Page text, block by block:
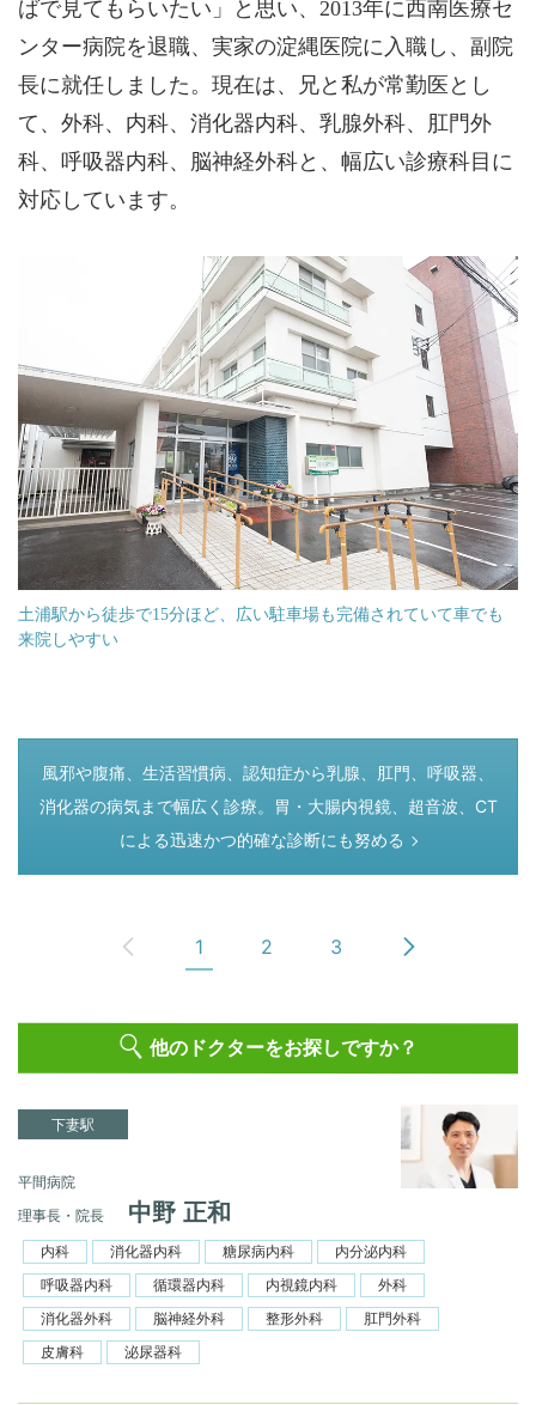
ばで見てもらいたい」と思い、2013年に西南医療セ
ンター病院を退職、実家の淀縄医院に入職し、副院
長に就任しました。現在は、兄と私が常勤医とし
て、外科、内科、消化器内科、乳腺外科、肛門外
科、呼吸器内科、脳神経外科と、幅広い診療科目に
対応しています。
土浦駅から徒歩で15分ほど、広い駐車場も完備されていて車でも
来院しやすい
つぎのページ
風邪や腹痛、生活習慣病、認知症から乳腺、肛門、呼吸器、
消化器の病気まで幅広く診療。胃・大腸内視鏡、超音波、CT
による迅速かつ的確な診断にも努める
1 2 3
他のドクターをお探しですか？
下妻駅
平間病院
理事長・院長
中野 正和
内科 消化器内科 糖尿病内科
内分泌内科
呼吸器内科
循環器内科 内視鏡内科
外科
消化器外科
脳神経外科 整形外科
肛門外科
皮膚科
泌尿器科